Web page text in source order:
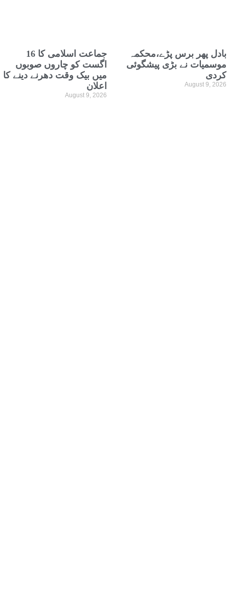
جماعت اسلامی کا 16
اگست کو چاروں صوبوں
میں بیک وقت دھرنے دینے کا
اعلان
August 9, 2026
بادل پھر برس پڑے،محکمہ
موسمیات نے بڑی پیشگوئی
کردی
August 9, 2026